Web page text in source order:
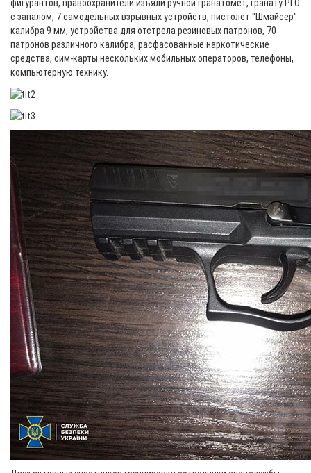
фигурантов, правоохранители изъяли ручной гранатомет, гранату РГО
с запалом, 7 самодельных взрывных устройств, пистолет "Шмайсер"
калибра 9 мм, устройства для отстрела резиновых патронов, 70
патронов различного калибра, расфасованные наркотические
средства, сим-карты нескольких мобильных операторов, телефоны,
компьютерную технику.